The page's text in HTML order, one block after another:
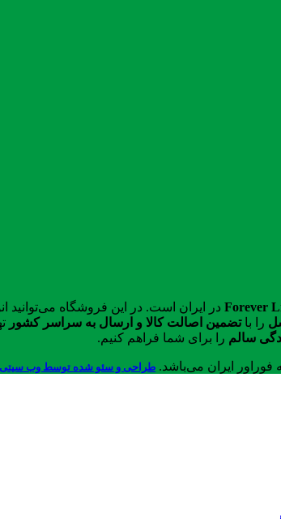
Forever در ایران است. در این فروشگاه می‌توانید
را باتضمین اصالت کالا و ارسال به سراسر کشور
سالم را برای شما فراهم کنیم.
ایران می‌باشد. طراحی و سئو شده توسط وب سیتی